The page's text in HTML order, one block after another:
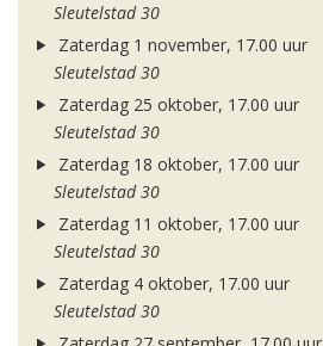
Sleutelstad 30
Zaterdag 1 november, 17.00 uur
Sleutelstad 30
Zaterdag 25 oktober, 17.00 uur
Sleutelstad 30
Zaterdag 18 oktober, 17.00 uur
Sleutelstad 30
Zaterdag 11 oktober, 17.00 uur
Sleutelstad 30
Zaterdag 4 oktober, 17.00 uur
Sleutelstad 30